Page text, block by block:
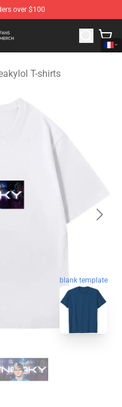
over $100
Merchandise Store
T-shirts
blank template